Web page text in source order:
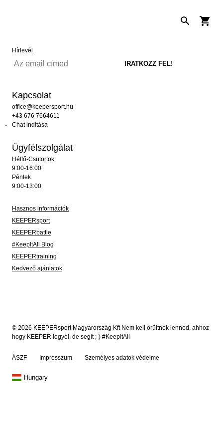
Hírlevél
Kapcsolat
office@keepersport.hu
+43 676 7664611
Chat indítása
Ügyfélszolgálat
Hétfő-Csütörtök
9:00-16:00
Péntek
9:00-13:00
Hasznos információk
KEEPERsport
KEEPERbattle
#KeepItAll Blog
KEEPERtraining
Kedvező ajánlatok
© 2026 KEEPERsport Magyarország Kft Nem kell őrültnek lenned, ahhoz
hogy KEEPER legyél, de segít ;-) #KeepItAll
ÁSZF Impresszum Személyes adatok védelme
Hungary